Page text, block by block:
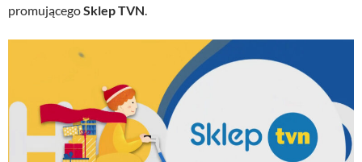
promującegoSklep TVN.